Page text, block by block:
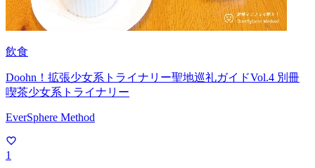
飲食
Doohn！拡張少女系トライナリー聖地巡礼ガイドVol.4 別冊
喫茶少女系トライナリー
EverSphere Method
1